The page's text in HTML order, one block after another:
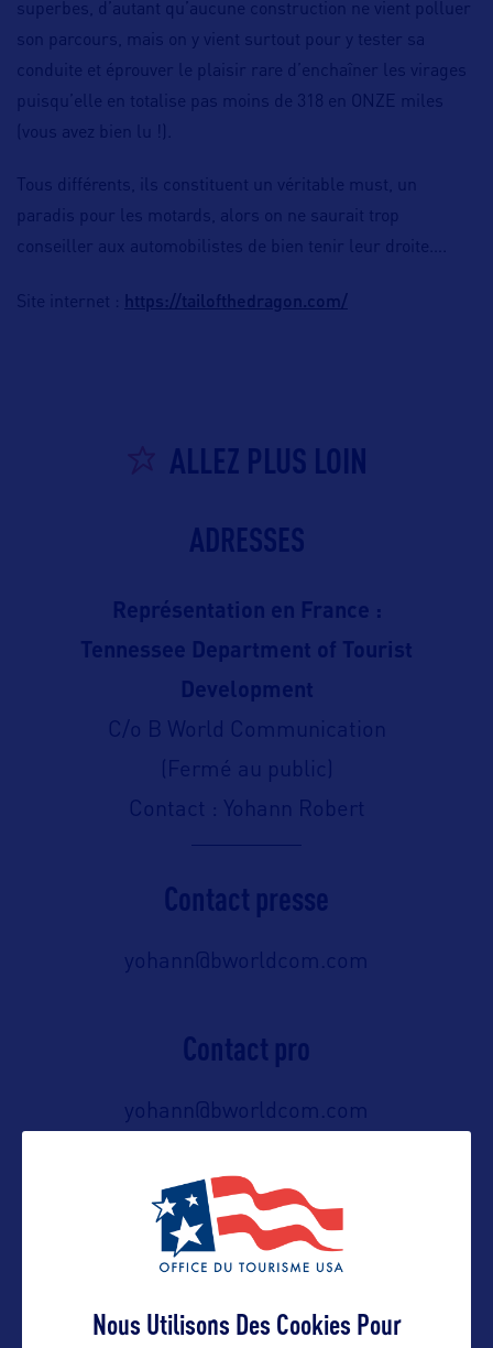
superbes, d’autant qu’aucune construction ne vient polluer
son parcours, mais on y vient surtout pour y tester sa
conduite et éprouver le plaisir rare d’enchaîner les virages
puisqu’elle en totalise pas moins de 318 en ONZE miles
(vous avez bien lu !).
Tous différents, ils constituent un véritable must, un
paradis pour les motards, alors on ne saurait trop
conseiller aux automobilistes de bien tenir leur droite….
Site internet : https://tailofthedragon.com/
ALLEZ PLUS LOIN
ADRESSES
Représentation en France :
Tennessee Department of Tourist
Development
C/o B World Communication
(Fermé au public)
Contact : Yohann Robert
Contact presse
yohann@bworldcom.com
Contact pro
yohann@bworldcom.com
Contact grand public
Nous Utilisons Des Cookies Pour